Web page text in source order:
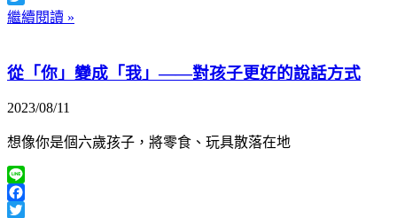
Twitter
繼續閱讀 »
從「你」變成「我」——對孩子更好的說話方式
2023/08/11
想像你是個六歲孩子，將零食、玩具散落在地
Line
Facebook